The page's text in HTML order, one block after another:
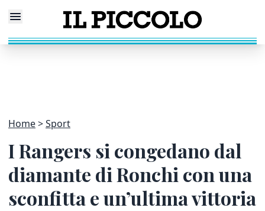
Home Sport
I Rangers si congedano dal
diamante di Ronchi con una
sconfitta e un’ultima vittoria